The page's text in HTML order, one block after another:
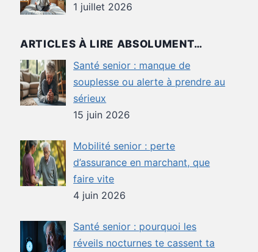
1 juillet 2026
ARTICLES À LIRE ABSOLUMENT…
Santé senior : manque de
souplesse ou alerte à prendre au
sérieux
15 juin 2026
Mobilité senior : perte
d’assurance en marchant, que
faire vite
4 juin 2026
Santé senior : pourquoi les
réveils nocturnes te cassent ta